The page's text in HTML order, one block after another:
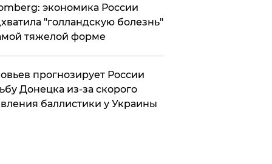
экономика России
"голландскую болезнь"
тяжелой форме
прогнозирует России
Донецка из-за скорого
баллистики у Украины